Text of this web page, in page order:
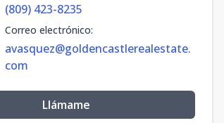
(809) 423-8235
Correo electrónico:
avasquez@goldencastlerealestate.
com
Llámame